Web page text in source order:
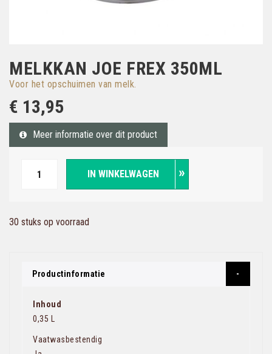
MELKKAN JOE FREX 350ML
Voor het opschuimen van melk.
€ 13,95
Meer informatie over dit product
IN WINKELWAGEN
30 stuks op voorraad
Productinformatie
Inhoud
0,35 L
Vaatwasbestendig